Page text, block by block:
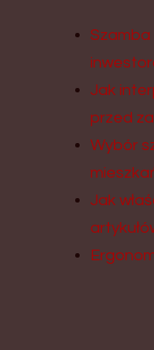
Jak
przed
Wybór
Jak